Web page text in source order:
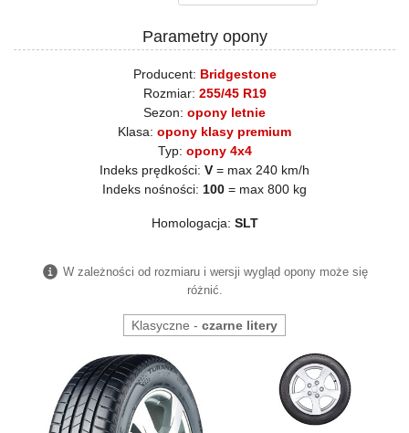
Parametry opony
Producent: Bridgestone
Rozmiar: 255/45 R19
Sezon: opony letnie
Klasa: opony klasy premium
Typ: opony 4x4
Indeks prędkości: V = max 240 km/h
Indeks nośności: 100 = max 800 kg
Homologacja: SLT
W zależności od rozmiaru i wersji wygląd opony może się
różnić.
Klasyczne - czarne litery